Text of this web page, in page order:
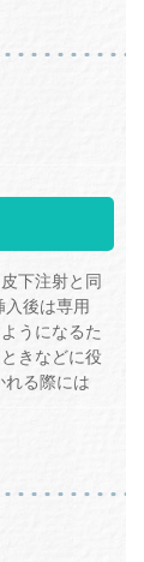
下注射と同
入後は専用
うになるた
きなどに役
れる際には